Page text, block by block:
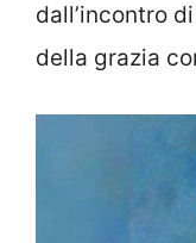
dall’incontro
della grazia